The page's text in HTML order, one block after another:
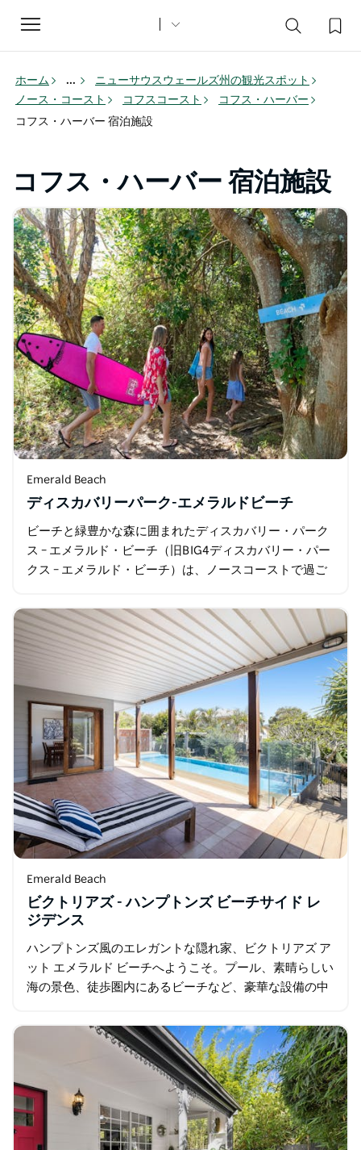
Toggle
navigation
ホーム ...
ニューサウスウェールズ州の観光スポット
ノース・コースト
コフスコースト
コフス・ハーバー
コフス・ハーバー 宿泊施設
コフス・ハーバー 宿泊施設
Emerald Beach
ディスカバリーパーク-エメラルドビーチ
ビーチと緑豊かな森に囲まれたディスカバリー・パーク
ス – エメラルド・ビーチ（旧BIG4ディスカバリー・パー
クス – エメラルド・ビーチ）は、ノースコーストで過ご
Emerald Beach
ビクトリアズ - ハンプトンズ ビーチサイド レ
ジデンス
ハンプトンズ風のエレガントな隠れ家、ビクトリアズ ア
ット エメラルド ビーチへようこそ。プール、素晴らしい
海の景色、徒歩圏内にあるビーチなど、豪華な設備の中
ルームと 4 つのバスルームを備え…